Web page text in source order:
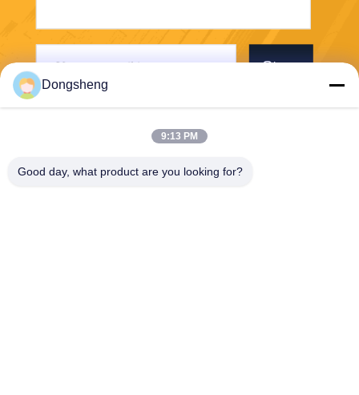
Stuur
Dongsheng
9:13 PM
Good day, what product are you looking for?